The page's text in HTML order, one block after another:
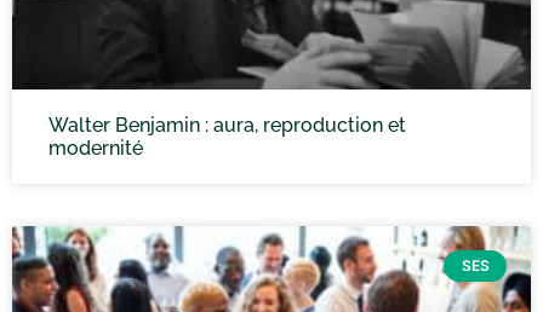
Walter Benjamin : aura, reproduction et
modernité
SES